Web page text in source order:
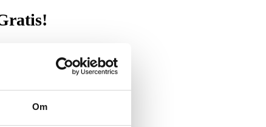
Om
som återfuktar
hudstruktur, lyster
och kan utföras